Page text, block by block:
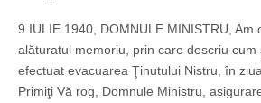
9 IULIE 1940, DOMNULE MINISTRU, Am
alăturatul memoriu, prin care descriu
efectuat evacuarea Ţinutului Nistru, în
Primiţi Vă rog, Domnule Ministru,